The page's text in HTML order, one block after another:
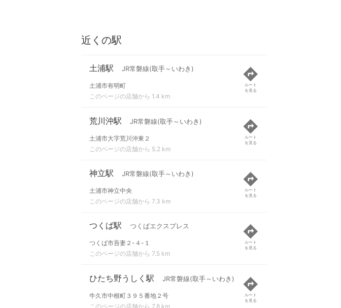
近くの駅
土浦駅 JR常磐線(取手～いわき)
土浦市有明町
このページの店舗から 1.4 km
ルート
を見る
荒川沖駅 JR常磐線(取手～いわき)
土浦市大字荒川沖東２
このページの店舗から 5.2 km
ルート
を見る
神立駅 JR常磐線(取手～いわき)
土浦市神立中央
このページの店舗から 7.3 km
ルート
を見る
つくば駅 つくばエクスプレス
つくば市吾妻２-４-１
このページの店舗から 7.5 km
ルート
を見る
ひたち野うしく駅 JR常磐線(取手～いわき)
牛久市中根町３９５番地２号
このページの店舗から 7.8 km
ルート
を見る